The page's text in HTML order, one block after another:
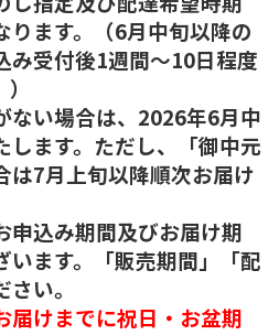
ります。（6月中旬以降の
み受付後1週間～10日程度
い場合は、2026年6月中
します。ただし、「御中元
は7月上旬以降順次お届け
込み期間及びお届け期
います。「販売期間」「配
い。
けまでに祝日・お盆期